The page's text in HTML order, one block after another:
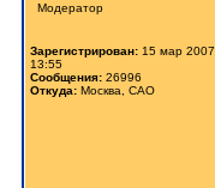
Мoдератор
Зарегистрирован: 15 мар 2007,
13:55
Сообщения: 26996
Откуда: Москва, САО